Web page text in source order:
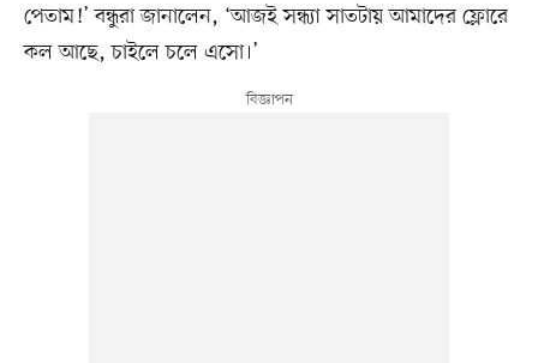
পেতাম!’ বন্ধুরা জানালেন, ‘আজই সন্ধ্যা সাতটায় আমাদের ফ্লোরে
কল আছে, চাইলে চলে এসো।’